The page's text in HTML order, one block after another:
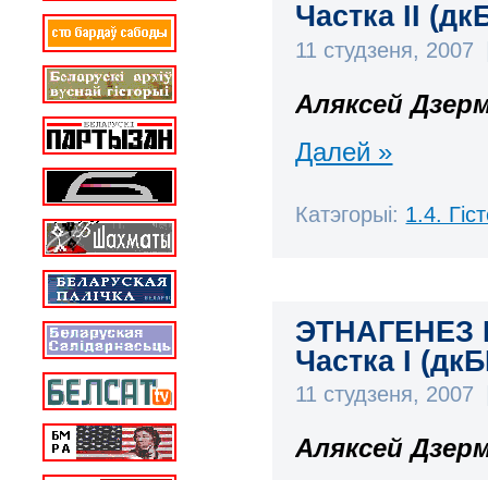
Частка ІІ
11 студзеня, 2007
Аляксей
Далей »
Катэгорыі: 1.4.
ЭТНАГЕНЕЗ
Частка І
11 студзеня, 2007
Аляксей